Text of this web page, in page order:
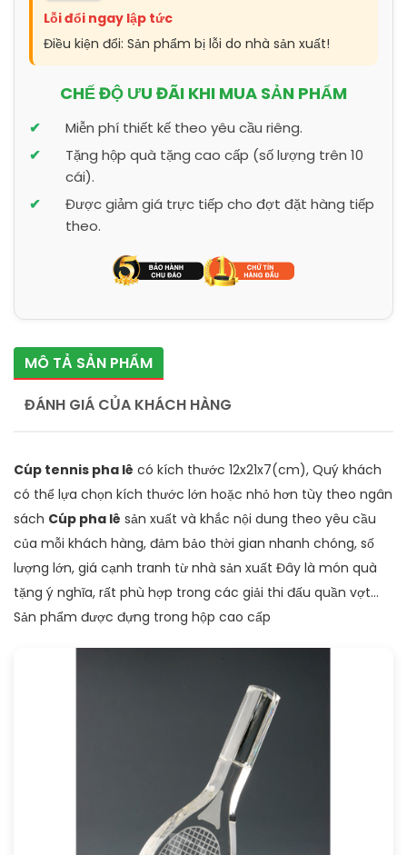
Lỗi đổi ngay lập tức
Điều kiện đổi: Sản phẩm bị lỗi do nhà sản xuất!
CHẾ ĐỘ ƯU ĐÃI KHI MUA SẢN PHẨM
Miễn phí thiết kế theo yêu cầu riêng.
Tặng hộp quà tặng cao cấp (số lượng trên 10
cái).
Được giảm giá trực tiếp cho đợt đặt hàng tiếp
theo.
MÔ TẢ SẢN PHẨM
ĐÁNH GIÁ CỦA KHÁCH HÀNG
Cúp tennis pha lê có kích thước 12x21x7(cm), Quý khách
có thể lựa chọn kích thước lớn hoặc nhỏ hơn tùy theo ngân
sách Cúp pha lê sản xuất và khắc nội dung theo yêu cầu
của mỗi khách hàng, đảm bảo thời gian nhanh chóng, số
lượng lớn, giá cạnh tranh từ nhà sản xuất Đây là món quà
tặng ý nghĩa, rất phù hợp trong các giải thi đấu quần vợt...
Sản phẩm được đựng trong hộp cao cấp